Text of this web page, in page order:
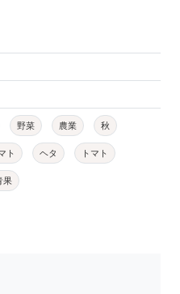
野菜 農業 秋
ト ヘタ トマト
果